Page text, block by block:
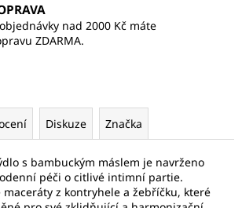
nad 2000 Kč máte
ZDARMA.
Diskuze Značka
s bambuckým máslem je navrženo
péči o citlivé intimní partie.
z kontryhele a žebříčku, které